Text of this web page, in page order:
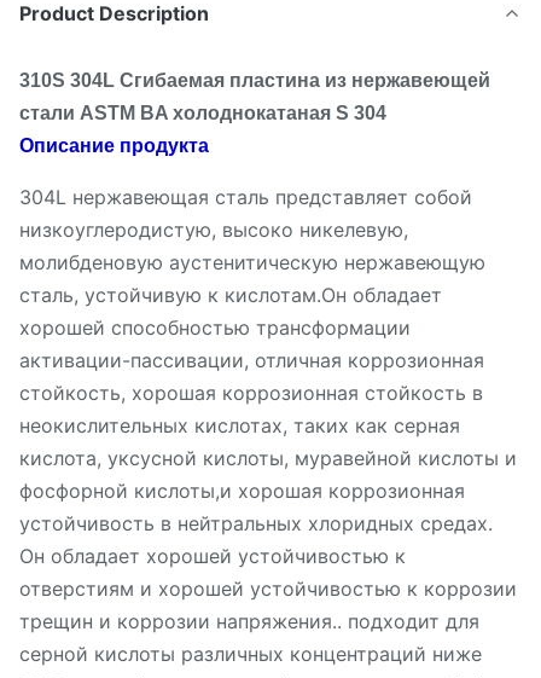
Product Description
310S 304L Сгибаемая пластина из нержавеющей
стали ASTM BA холоднокатаная S 304
Описание продукта
304L нержавеющая сталь представляет собой
низкоуглеродистую, высоко никелевую,
молибденовую аустенитическую нержавеющую
сталь, устойчивую к кислотам.Он обладает
хорошей способностью трансформации
активации-пассивации, отличная коррозионная
стойкость, хорошая коррозионная стойкость в
неокислительных кислотах, таких как серная
кислота, уксусной кислоты, муравейной кислоты и
фосфорной кислоты,и хорошая коррозионная
устойчивость в нейтральных хлоридных средах.
Он обладает хорошей устойчивостью к
отверстиям и хорошей устойчивостью к коррозии
трещин и коррозии напряжения.. подходит для
серной кислоты различных концентраций ниже